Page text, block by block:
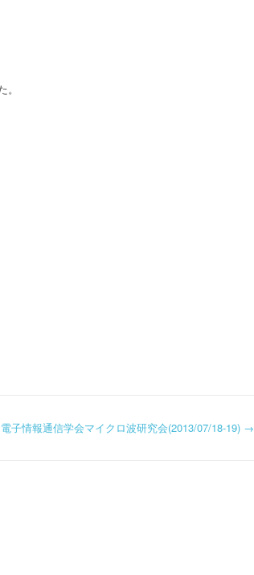
電子情報通信学会マイクロ波研究会(2013/07/18-19) →